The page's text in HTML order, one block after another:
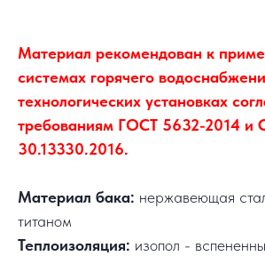
Материал рекомендован к
системах горячего
технологических установках
требованиям ГОСТ 5632-2014 и
30.13330.2016.
Материал бака: нержавеющая
титаном
Теплоизоляция: изопол -